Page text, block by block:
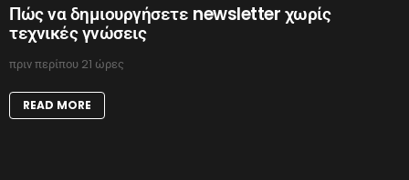
Πώς να δημιουργήσετε newsletter χωρίς
τεχνικές γνώσεις
πριν περίπου 21 ώρες
READ MORE